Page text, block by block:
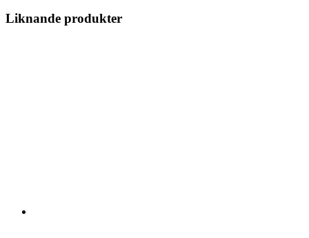
Liknande produkter